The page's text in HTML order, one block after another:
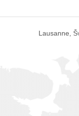
Lausanne,